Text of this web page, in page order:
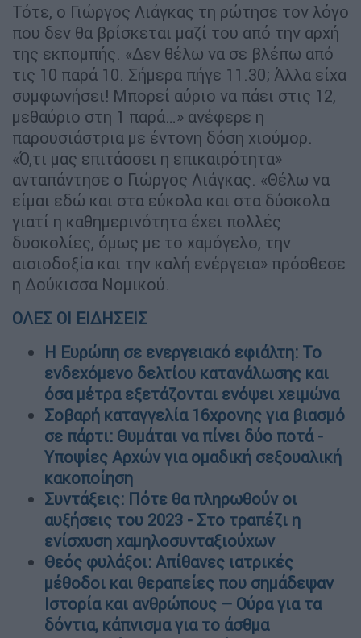
Τότε, ο Γιώργος Λιάγκας τη ρώτησε τον λόγο
που δεν θα βρίσκεται μαζί του από την αρχή
της εκπομπής. «Δεν θέλω να σε βλέπω από
τις 10 παρά 10. Σήμερα πήγε 11.30; Άλλα είχα
συμφωνήσει! Μπορεί αύριο να πάει στις 12,
μεθαύριο στη 1 παρά…» ανέφερε η
παρουσιάστρια με έντονη δόση χιούμορ.
«Ό,τι μας επιτάσσει η επικαιρότητα»
ανταπάντησε ο Γιώργος Λιάγκας. «Θέλω να
είμαι εδώ και στα εύκολα και στα δύσκολα
γιατί η καθημερινότητα έχει πολλές
δυσκολίες, όμως με το χαμόγελο, την
αισιοδοξία και την καλή ενέργεια» πρόσθεσε
η Δούκισσα Νομικού.
ΟΛΕΣ ΟΙ ΕΙΔΗΣΕΙΣ
Η Ευρώπη σε ενεργειακό εφιάλτη: Το
ενδεχόμενο δελτίου κατανάλωσης και
όσα μέτρα εξετάζονται ενόψει χειμώνα
Σοβαρή καταγγελία 16χρονης για βιασμό
σε πάρτι: Θυμάται να πίνει δύο ποτά -
Υποψίες Αρχών για ομαδική σεξουαλική
κακοποίηση
Συντάξεις: Πότε θα πληρωθούν οι
αυξήσεις του 2023 - Στο τραπέζι η
ενίσχυση χαμηλοσυνταξιούχων
Θεός φυλάξοι: Απίθανες ιατρικές
μέθοδοι και θεραπείες που σημάδεψαν
Ιστορία και ανθρώπους – Ούρα για τα
δόντια, κάπνισμα για το άσθμα